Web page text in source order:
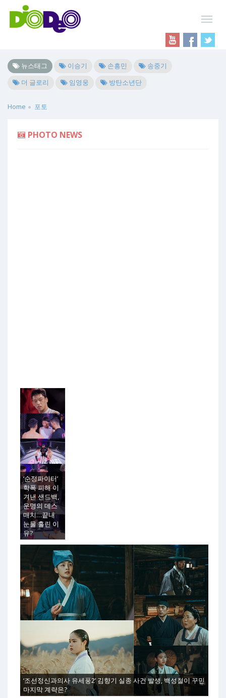
뉴스태그 이승기 손흥민
송중기
더 글로리
임영웅 방탄소년단
Home 포토
PHOTO NEWS
‘순정파이터’
학폭 피해 이
겨낸 샌드백,
운명의 데스
매치…끝내
눈물 흘린 이
유?
‘조선정신과의사 유세풍2’ 김향기 실종 사건 발생, 백성철이 꾸민
마지막 계략은?